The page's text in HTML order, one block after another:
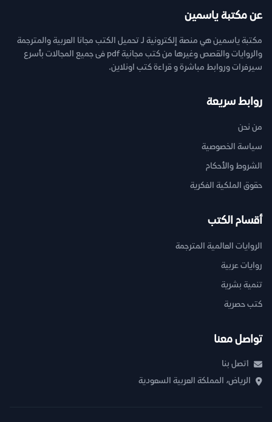
عن مكتبة ياسمين
مكتبة ياسمين هي منصة إلكترونية لـ تحميل الكتب مجانا العربية والمترجمة
والروايات والقصص وغيرها من كتب مجانية pdf فى جميع المجالات بأسرع
سيرفرات وروابط مباشرة و قراءة كتب اونلاين.
روابط سريعة
من نحن
سياسة الخصوصية
الشروط والأحكام
حقوق الملكية الفكرية
أقسام الكتب
الروايات العالمية المترجمة
روايات عربية
تنمية بشرية
كتب حصرية
تواصل معنا
اتصل بنا
الرياض، المملكة العربية السعودية